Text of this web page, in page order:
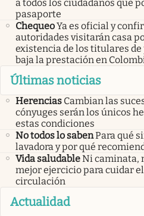
a todos los ciudadanos que
pasaporte
ChequeoYa es oficial y
autoridades visitarán casa
existencia de los titulares de
baja la prestación en
Últimas noticias
Herencias Cambian las
cónyuges serán los únicos
estas condiciones
No todos lo sabenPara qué
lavadora y por qué
Vida saludableNi caminata,
mejor ejercicio para cuidar
circulación
Actualidad